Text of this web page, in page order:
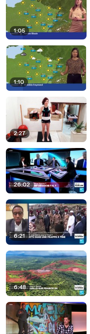
1:05
1:10
2:27
26:02
6:21
6:48